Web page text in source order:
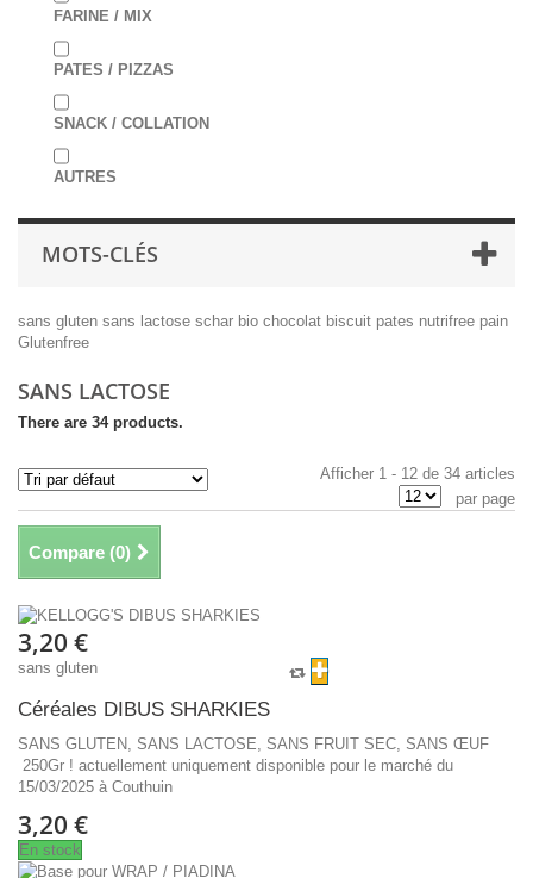
FARINE / MIX
PATES / PIZZAS
SNACK / COLLATION
AUTRES
MOTS-CLÉS
sans gluten sans lactose schar bio chocolat biscuit pates nutrifree pain
Glutenfree
SANS LACTOSE
There are 34 products.
Afficher 1 - 12 de 34 articles
par page
Compare (0)
3,20 €
sans gluten
Céréales DIBUS SHARKIES
SANS GLUTEN, SANS LACTOSE, SANS FRUIT SEC, SANS ŒUF
250Gr ! actuellement uniquement disponible pour le marché du
15/03/2025 à Couthuin
3,20 €
En stock